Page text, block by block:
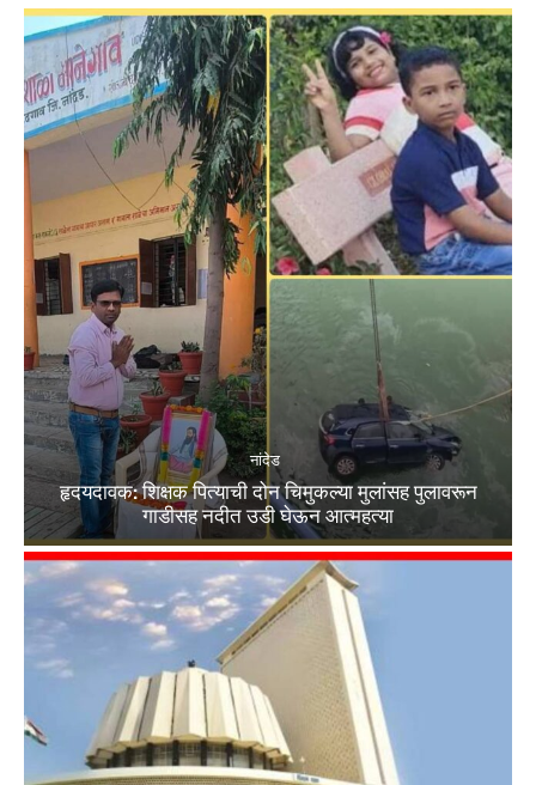
नांदेड
हृदयदावक: शिक्षक पित्याची दोन चिमुकल्या मुलांसह पुलावरून
गाडीसह नदीत उडी घेऊन आत्महत्या